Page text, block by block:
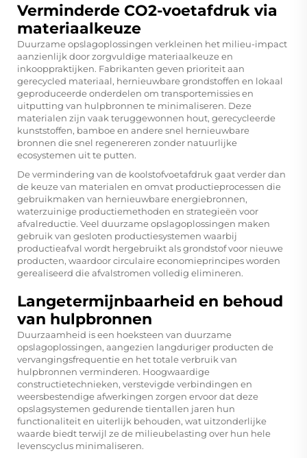
Verminderde CO2-voetafdruk via
materiaalkeuze
Duurzame opslagoplossingen verkleinen het milieu-impact
aanzienlijk door zorgvuldige materiaalkeuze en
inkooppraktijken. Fabrikanten geven prioriteit aan
gerecycled materiaal, hernieuwbare grondstoffen en lokaal
geproduceerde onderdelen om transportemissies en
uitputting van hulpbronnen te minimaliseren. Deze
materialen zijn vaak teruggewonnen hout, gerecycleerde
kunststoffen, bamboe en andere snel hernieuwbare
bronnen die snel regenereren zonder natuurlijke
ecosystemen uit te putten.
De vermindering van de koolstofvoetafdruk gaat verder dan
de keuze van materialen en omvat productieprocessen die
gebruikmaken van hernieuwbare energiebronnen,
waterzuinige productiemethoden en strategieën voor
afvalreductie. Veel duurzame opslagoplossingen maken
gebruik van gesloten productiesystemen waarbij
productieafval wordt hergebruikt als grondstof voor nieuwe
producten, waardoor circulaire economieprincipes worden
gerealiseerd die afvalstromen volledig elimineren.
Langetermijnbaarheid en behoud
van hulpbronnen
Duurzaamheid is een hoeksteen van duurzame
opslagoplossingen, aangezien langduriger producten de
vervangingsfrequentie en het totale verbruik van
hulpbronnen verminderen. Hoogwaardige
constructietechnieken, verstevigde verbindingen en
weersbestendige afwerkingen zorgen ervoor dat deze
opslagsystemen gedurende tientallen jaren hun
functionaliteit en uiterlijk behouden, wat uitzonderlijke
waarde biedt terwijl ze de milieubelasting over hun hele
levenscyclus minimaliseren.